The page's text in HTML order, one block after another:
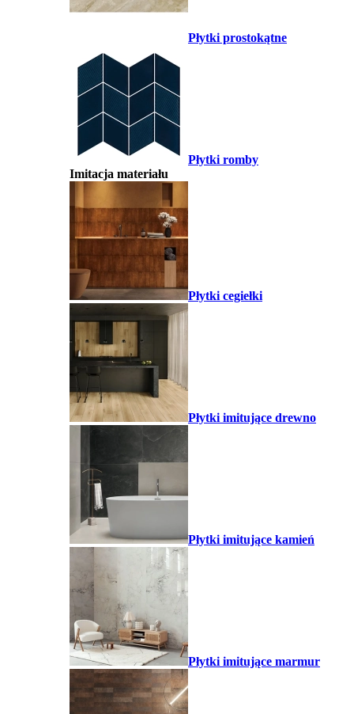
Płytki prostokątne
Płytki romby
Imitacja materiału
Płytki cegiełki
Płytki imitujące drewno
Płytki imitujące kamień
Płytki imitujące marmur